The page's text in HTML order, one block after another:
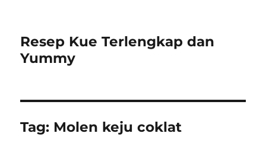
Resep Kue Terlengkap dan
Yummy
Tag: Molen keju coklat